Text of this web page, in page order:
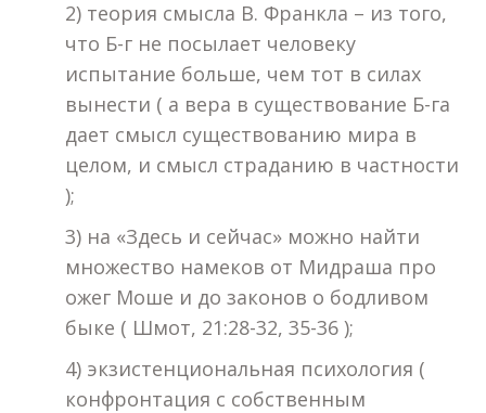
2) теория смысла В. Франкла – из того,
что Б-г не посылает человеку
испытание больше, чем тот в силах
вынести ( а вера в существование Б-га
дает смысл существованию мира в
целом, и смысл страданию в частности
);
3) на «Здесь и сейчас» можно найти
множество намеков от Мидраша про
ожег Моше и до законов о бодливом
быке ( Шмот, 21:28-32, 35-36 );
4) экзистенциональная психология (
конфронтация с собственным